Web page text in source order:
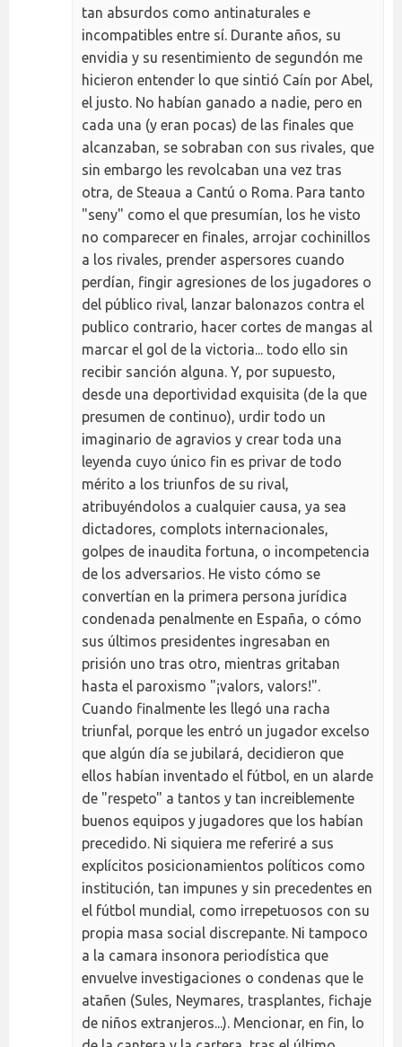
tan absurdos como antinaturales e
incompatibles entre sí. Durante años, su
envidia y su resentimiento de segundón me
hicieron entender lo que sintió Caín por Abel,
el justo. No habían ganado a nadie, pero en
cada una (y eran pocas) de las finales que
alcanzaban, se sobraban con sus rivales, que
sin embargo les revolcaban una vez tras
otra, de Steaua a Cantú o Roma. Para tanto
"seny" como el que presumían, los he visto
no comparecer en finales, arrojar cochinillos
a los rivales, prender aspersores cuando
perdían, fingir agresiones de los jugadores o
del público rival, lanzar balonazos contra el
publico contrario, hacer cortes de mangas al
marcar el gol de la victoria... todo ello sin
recibir sanción alguna. Y, por supuesto,
desde una deportividad exquisita (de la que
presumen de continuo), urdir todo un
imaginario de agravios y crear toda una
leyenda cuyo único fin es privar de todo
mérito a los triunfos de su rival,
atribuyéndolos a cualquier causa, ya sea
dictadores, complots internacionales,
golpes de inaudita fortuna, o incompetencia
de los adversarios. He visto cómo se
convertían en la primera persona jurídica
condenada penalmente en España, o cómo
sus últimos presidentes ingresaban en
prisión uno tras otro, mientras gritaban
hasta el paroxismo "¡valors, valors!".
Cuando finalmente les llegó una racha
triunfal, porque les entró un jugador excelso
que algún día se jubilará, decidieron que
ellos habían inventado el fútbol, en un alarde
de "respeto" a tantos y tan increiblemente
buenos equipos y jugadores que los habían
precedido. Ni siquiera me referiré a sus
explícitos posicionamientos políticos como
institución, tan impunes y sin precedentes en
el fútbol mundial, como irrepetuosos con su
propia masa social discrepante. Ni tampoco
a la camara insonora periodística que
envuelve investigaciones o condenas que le
atañen (Sules, Neymares, trasplantes, fichaje
de niños extranjeros...). Mencionar, en fin, lo